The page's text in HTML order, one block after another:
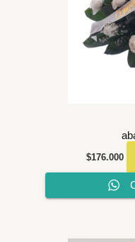
$176.000